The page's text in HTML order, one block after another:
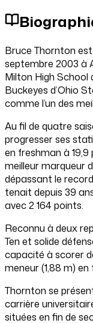
Bruce Thornton
septembre 2003 à
Milton High School
Buckeyes d’Ohio
comme l’un des
Au fil de quatre
progresser ses
en freshman à 19,9
meilleur marqueur
dépassant le
tenait depuis 39
avec 2 164 points.
Reconnu à deux
Ten et solide
capacité à scorer
meneur (1,88 m)
Thornton se
carrière
situées en fin de